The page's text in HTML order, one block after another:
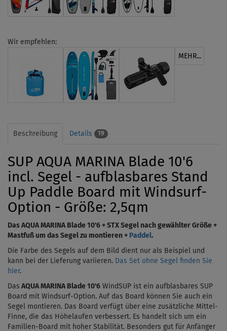
Wir empfehlen:
MEHR...
Beschreibung Details 19
SUP AQUA MARINA Blade 10'6
incl. Segel - aufblasbares Stand
Up Paddle Board mit Windsurf-
Option - Größe: 2,5qm
Das AQUA MARINA Blade 10'6 + STX Segel nach gewählter Größe +
Mastfuß um das Segel zu montieren + Paddel.
Die Farbe des Segels auf dem Bild dient nur als Beispiel und
kann bei der Lieferung variieren. Das Set ohne Segel finden Sie
hier.
Das AQUA MARINA Blade 10'6 WindSUP ist ein aufblasbares SUP
Board mit Windsurf-Option. Auf das Board können Sie auch ein
Segel montieren. Das Board verfügt über eine zusätzliche Mittel-
Finne, die das Höhelaufen verbessert. Es handelt sich um ein
Familien-Board mit hoher Stabilität. Besonders gut für Anfänger